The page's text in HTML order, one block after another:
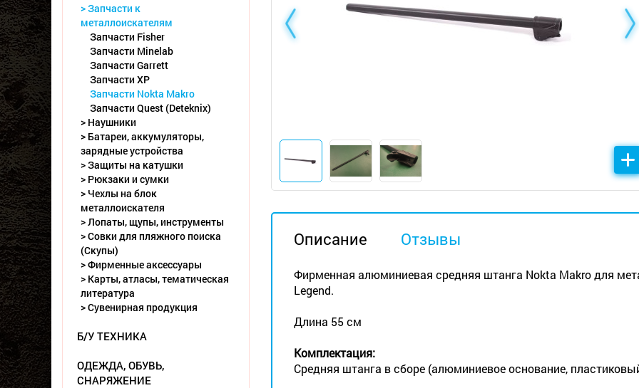
> Запчасти к
металлоискателям
Запчасти Fisher
Запчасти Minelab
Запчасти Garrett
Запчасти XP
Запчасти Nokta Makro
Запчасти Quest (Deteknix)
> Наушники
> Батареи, аккумуляторы,
зарядные устройства
> Защиты на катушки
> Рюкзаки и сумки
> Чехлы на блок
металлоискателя
> Лопаты, щупы, инструменты
> Совки для пляжного поиска
(Скупы)
> Фирменные аксессуары
> Карты, атласы, тематическая
литература
> Сувенирная продукция
Б/У ТЕХНИКА
ОДЕЖДА, ОБУВЬ,
СНАРЯЖЕНИЕ
Описание Отзывы
Фирменная алюминиевая средняя штанга Nokta Makro для
Legend.
Длина 55 см
Комплектация:
Средняя штанга в сборе (алюминиевое основание,